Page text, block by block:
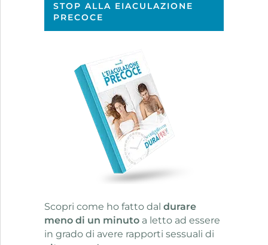
STOP ALLA EIACULAZIONE
PRECOCE
Scopri come ho fatto dal durare
meno di un minutoa letto ad essere
in grado di avere rapporti sessuali di